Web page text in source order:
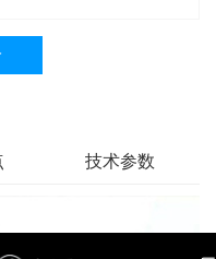
技术参数